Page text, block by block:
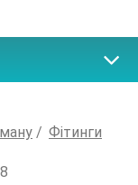
Фітинги